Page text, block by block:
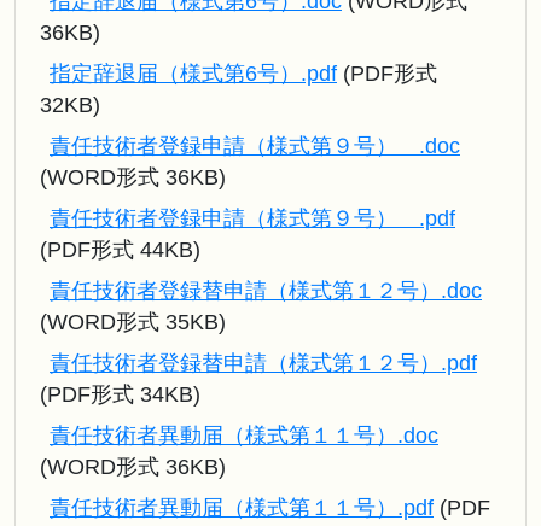
36KB)
指定辞退届（様式第6号）.pdf (PDF形式
32KB)
責任技術者登録申請（様式第９号） .doc
(WORD形式 36KB)
責任技術者登録申請（様式第９号） .pdf
(PDF形式 44KB)
責任技術者登録替申請（様式第１２号）.doc
(WORD形式 35KB)
責任技術者登録替申請（様式第１２号）.pdf
(PDF形式 34KB)
責任技術者異動届（様式第１１号）.doc
(WORD形式 36KB)
責任技術者異動届（様式第１１号）.pdf (PDF